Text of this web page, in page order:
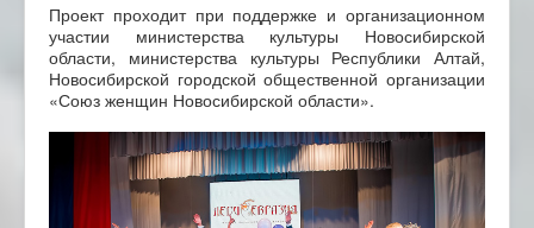
Проект проходит при поддержке и организационном
участии министерства культуры Новосибирской
области, министерства культуры Республики Алтай,
Новосибирской городской общественной организации
«Союз женщин Новосибирской области».